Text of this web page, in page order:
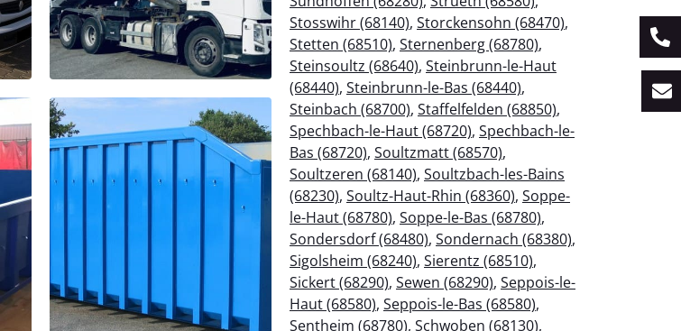
Stosswihr (68140), Storckensohn (68470),
Stetten (68510), Sternenberg (68780),
Steinsoultz (68640), Steinbrunn-le-Haut
(68440), Steinbrunn-le-Bas (68440),
Steinbach (68700), Staffelfelden (68850),
Spechbach-le-Haut (68720), Spechbach-le-
Bas (68720), Soultzmatt (68570),
Soultzeren (68140), Soultzbach-les-Bains
(68230), Soultz-Haut-Rhin (68360), Soppe-
le-Haut (68780), Soppe-le-Bas (68780),
Sondersdorf (68480), Sondernach (68380),
Sigolsheim (68240), Sierentz (68510),
Sickert (68290), Sewen (68290), Seppois-le-
Haut (68580), Seppois-le-Bas (68580),
Sentheim (68780), Schwoben (68130),